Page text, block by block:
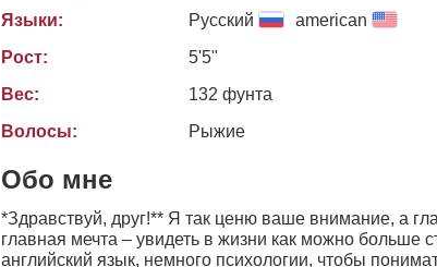
Языки:
Русский american
Рост:
5'5"
Вес:
132 фунта
Волосы:
Рыжие
Обо мне
*Здравствуй, друг!** Я так ценю ваше внимание, а главное возможность подарить вам удовольствие и радость! Моя
главная мечта – увидеть в жизни как можно больше
английский язык, немного психологии, чтобы